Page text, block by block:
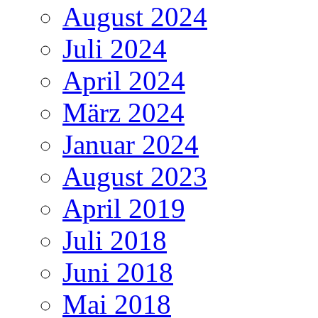
August 2024
Juli 2024
April 2024
März 2024
Januar 2024
August 2023
April 2019
Juli 2018
Juni 2018
Mai 2018